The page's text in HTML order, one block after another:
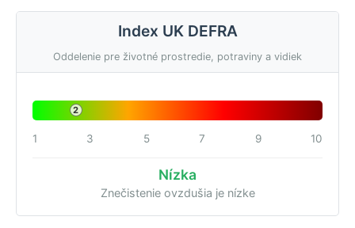
Index UK DEFRA
Oddelenie pre životné prostredie, potraviny a vidiek
2
1 3 5 7 9 10
Nízka
Znečistenie ovzdušia je nízke